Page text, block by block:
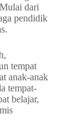
dari
pendidik
tempat
anak-anak
tempat-
belajar,